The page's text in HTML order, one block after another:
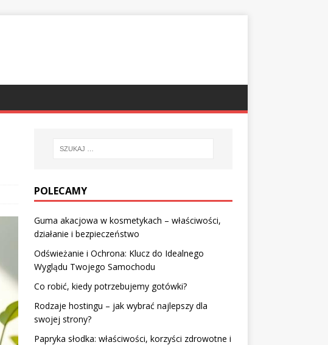
POLECAMY
Guma akacjowa w kosmetykach – właściwości,
działanie i bezpieczeństwo
Odświeżanie i Ochrona: Klucz do Idealnego
Wyglądu Twojego Samochodu
Co robić, kiedy potrzebujemy gotówki?
Rodzaje hostingu – jak wybrać najlepszy dla
swojej strony?
Papryka słodka: właściwości, korzyści zdrowotne i